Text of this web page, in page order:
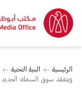
الرئيسية البنية التحتية
ويتفقد سوق السمك الجديد